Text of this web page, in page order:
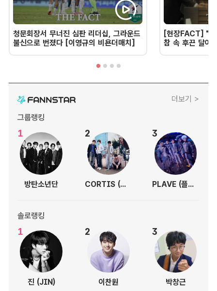
청문회장서 무너진 심판 리더십, 그라운드
불신으로 번졌다 [이영규의 비욘더매치]
[현장FACT] "한
참 속 후끈 달아
더보기 >
그룹랭킹
1
방탄소년단
2
CORTIS (코르티스)
3
PLAVE (플레이브)
솔로랭킹
1
진 (JIN)
2
이찬원
3
박창근